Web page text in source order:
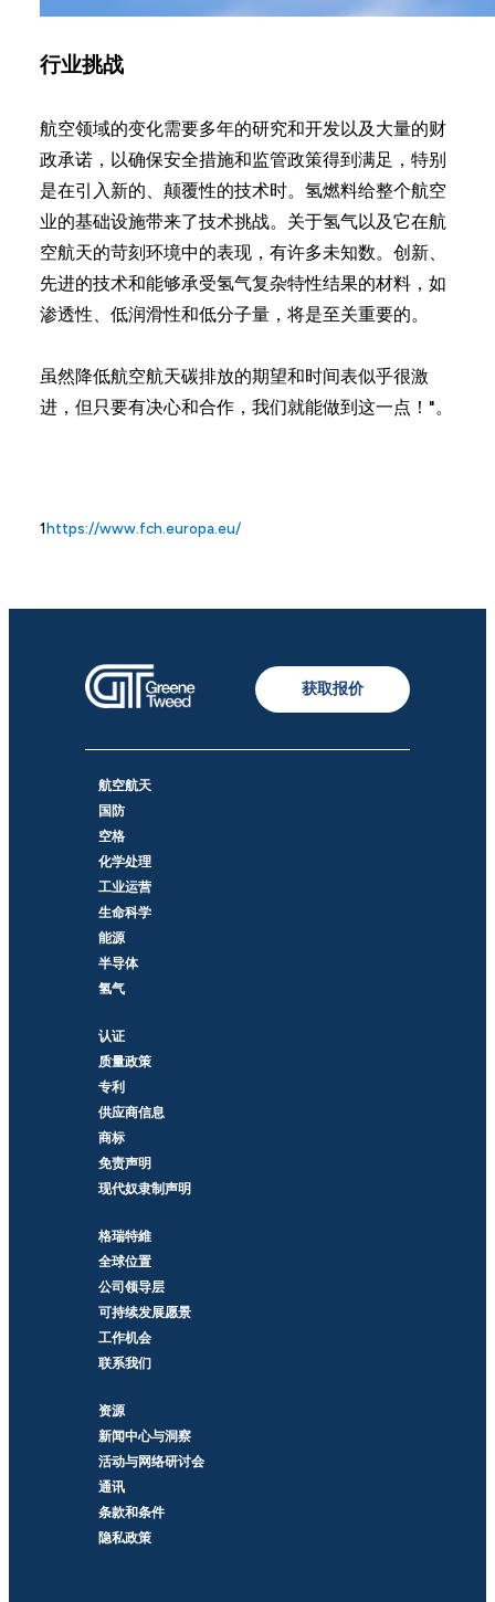
行业挑战
航空领域的变化需要多年的研究和开发以及大量的财
政承诺，以确保安全措施和监管政策得到满足，特别
是在引入新的、颠覆性的技术时。氢燃料给整个航空
业的基础设施带来了技术挑战。关于氢气以及它在航
空航天的苛刻环境中的表现，有许多未知数。创新、
先进的技术和能够承受氢气复杂特性结果的材料，如
渗透性、低润滑性和低分子量，将是至关重要的。
虽然降低航空航天碳排放的期望和时间表似乎很激
进，但只要有决心和合作，我们就能做到这一点！"。
1https://www.fch.europa.eu/
获取报价
航空航天
国防
空格
化学处理
工业运营
生命科学
能源
半导体
氢气
认证
质量政策
专利
供应商信息
商标
免责声明
现代奴隶制声明
格瑞特維
全球位置
公司领导层
可持续发展愿景
工作机会
联系我们
资源
新闻中心与洞察
活动与网络研讨会
通讯
条款和条件
隐私政策